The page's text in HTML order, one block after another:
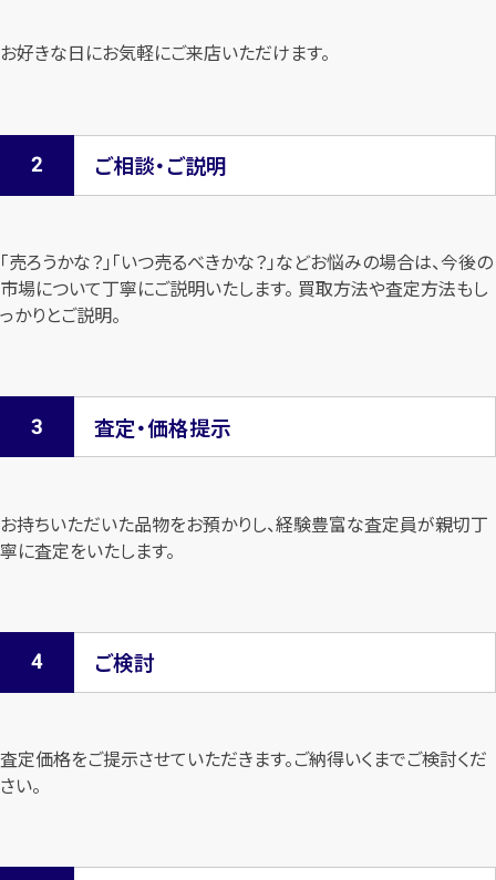
お好きな日にお気軽にご来店いただけます。
ご相談・ご説明
「売ろうかな？」「いつ売るべきかな？」などお悩みの場合は、今後の
市場について丁寧にご説明いたします。 買取方法や査定方法もし
っかりとご説明。
査定・価格提示
お持ちいただいた品物をお預かりし、経験豊富な査定員が親切丁
寧に査定をいたします。
ご検討
査定価格をご提示させていただきます。ご納得いくまでご検討くだ
さい。